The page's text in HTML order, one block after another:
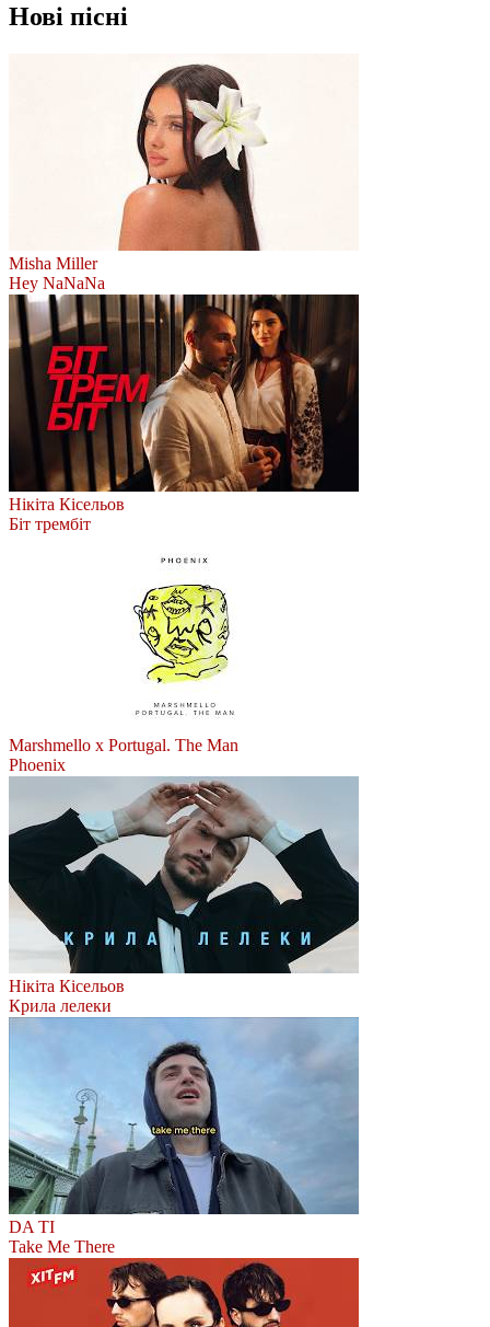
Нові пісні
Misha Miller
Hey NaNaNa
Нікіта Кісельов
Біт трембіт
Marshmello x Portugal. The Man
Phoenix
Нікіта Кісельов
Крила лелеки
DA TI
Take Me There